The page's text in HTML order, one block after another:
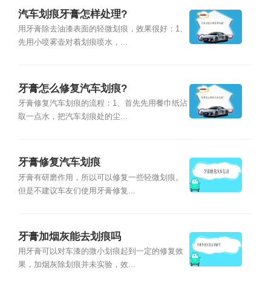
汽车划痕牙膏怎样处理?
用牙膏除去油漆表面的轻微划痕，效果很好：1、
先用小喷雾壶对着划痕喷水，...
牙膏怎么修复汽车划痕?
牙膏修复汽车划痕的流程：1、首先先用餐巾纸沾
取一点水，把汽车划痕处的尘...
牙膏修复汽车划痕
牙膏有研磨作用，所以可以修复一些轻微划痕。
但是不建议车友们使用牙膏修复...
牙膏加烟灰能去划痕吗
用牙膏可以对车漆的微小划痕起到一定的修复效
果，加烟灰除划痕并未实验，效...